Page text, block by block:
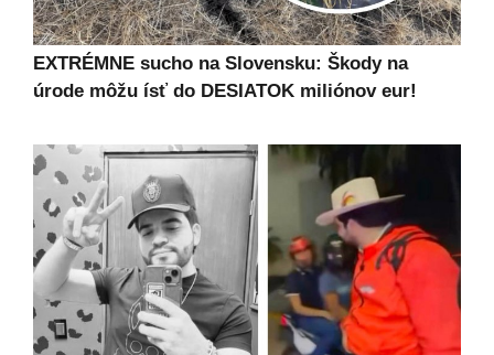
EXTRÉMNE sucho na Slovensku: Škody na
úrode môžu ísť do DESIATOK miliónov eur!